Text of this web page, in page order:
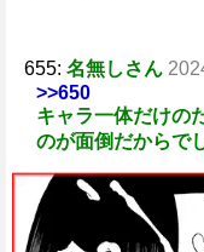
655: 名無しさん
>>650
キャラ一体だけの
のが面倒だからで